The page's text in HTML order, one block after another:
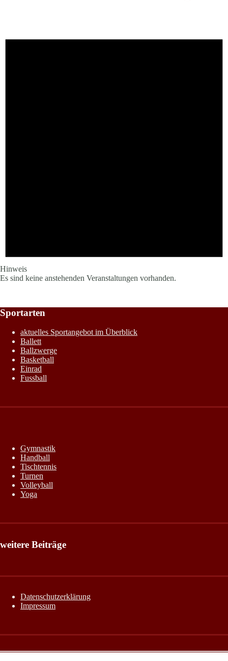
Hinweis
Es sind keine anstehenden Veranstaltungen vorhanden.
Sportarten
aktuelles Sportangebot im Überblick
Ballett
Ballzwerge
Basketball
Einrad
Fussball
Gymnastik
Handball
Tischtennis
Turnen
Volleyball
Yoga
weitere Beiträge
Datenschutzerklärung
Impressum